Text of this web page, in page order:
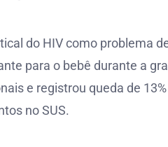
do HIV como problema
para o bebê durante a
e registrou queda de
no SUS.